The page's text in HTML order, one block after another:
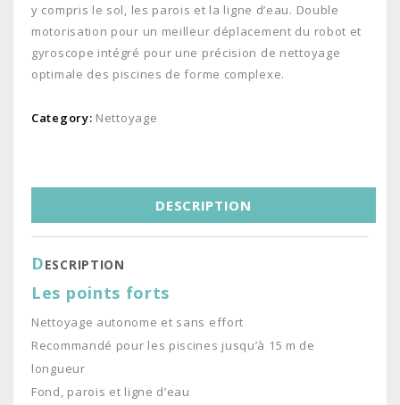
y compris le sol, les parois et la ligne d’eau. Double
motorisation pour un meilleur déplacement du robot et
gyroscope intégré pour une précision de nettoyage
optimale des piscines de forme complexe.
Category: Nettoyage
DESCRIPTION
DESCRIPTION
Les points forts
Nettoyage autonome et sans effort
Recommandé pour les piscines jusqu’à 15 m de
longueur
Fond, parois et ligne d’eau